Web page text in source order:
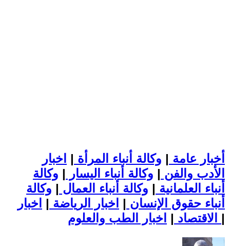
أخبار عامة | وكالة أنباء المرأة | اخبار
الأدب والفن | وكالة أنباء اليسار | وكالة
أنباء العلمانية | وكالة أنباء العمال | وكالة
أنباء حقوق الإنسان | اخبار الرياضة | اخبار
الاقتصاد | |